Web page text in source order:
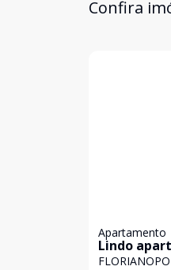
Confira
Apartamento
Lindo